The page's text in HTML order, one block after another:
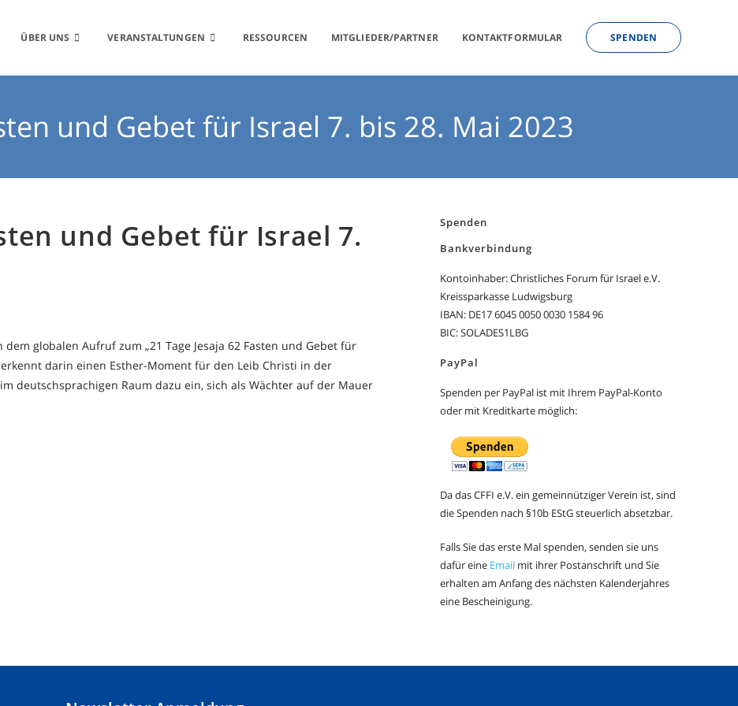
ÜBER UNS VERANSTALTUNGEN RESSOURCEN MITGLIEDER/PARTNER KONTAKTFORMULAR SPENDEN
und Gebet für Israel 7. bis 28. Mai 2023
und Gebet für Israel 7.
globalen Aufruf zum „21 Tage Jesaja 62 Fasten und Gebet für
darin einen Esther-Moment für den Leib Christi in der
deutschsprachigen Raum dazu ein, sich als Wächter auf der Mauer
Spenden
Bankverbindung
Kontoinhaber: Christliches Forum für Israel e.V.
Kreissparkasse Ludwigsburg
IBAN: DE17 6045 0050 0030 1584 96
BIC: SOLADES1LBG
PayPal
Spenden per PayPal ist mit Ihrem PayPal-Konto
oder mit Kreditkarte möglich:
Da das CFFI e.V. ein gemeinnütziger Verein ist, sind
die Spenden nach §10b EStG steuerlich absetzbar.
Falls Sie das erste Mal spenden, senden sie uns
dafür eine Email mit ihrer Postanschrift und Sie
erhalten am Anfang des nächsten Kalenderjahres
eine Bescheinigung.